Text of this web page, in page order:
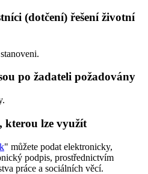
(dotčení) řešení životní
po žadateli požadovány
kterou lze využít
" můžete podat elektronicky,
podpis, prostřednictvím
práce a sociálních věcí.